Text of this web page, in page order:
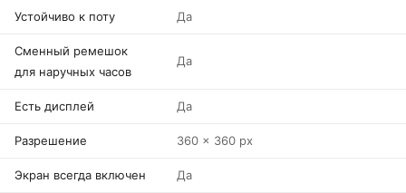
Устойчиво к поту Да
Сменный ремешок
для наручных часов
Да
Есть дисплей Да
Разрешение 360 x 360 px
Экран всегда включен Да